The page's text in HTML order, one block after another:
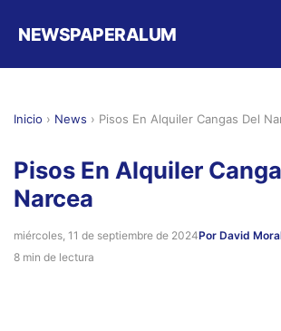
NEWSPAPERALUM
Inicio › News › Pisos En Alquiler Cangas Del
Pisos En Alquiler
Narcea
miércoles, 11 de septiembre de 2024Por David
8 min de lectura